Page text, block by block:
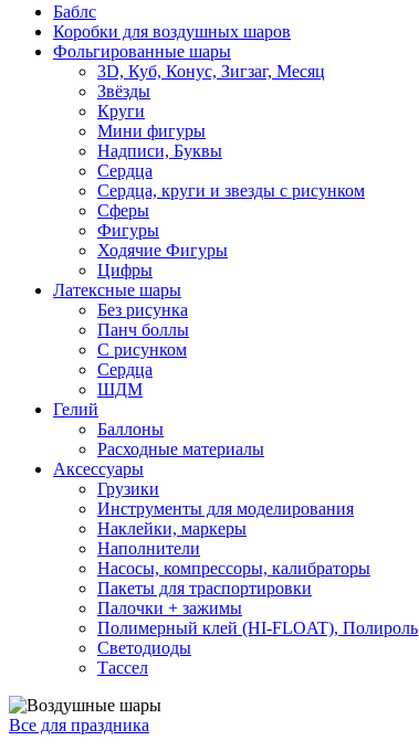
Баблс
Коробки для воздушных шаров
Фольгированные шары
3D, Куб, Конус, Зигзаг, Месяц
Звёзды
Круги
Мини фигуры
Надписи, Буквы
Сердца
Сердца, круги и звезды с рисунком
Сферы
Фигуры
Ходячие Фигуры
Цифры
Латексные шары
Без рисунка
Панч боллы
С рисунком
Сердца
ШДМ
Гелий
Баллоны
Расходные материалы
Аксессуары
Грузики
Инструменты для моделирования
Наклейки, маркеры
Наполнители
Насосы, компрессоры, калибраторы
Пакеты для траспортировки
Палочки + зажимы
Полимерный клей (HI-FLOAT), Полироль
Светодиоды
Тассел
Все для праздника